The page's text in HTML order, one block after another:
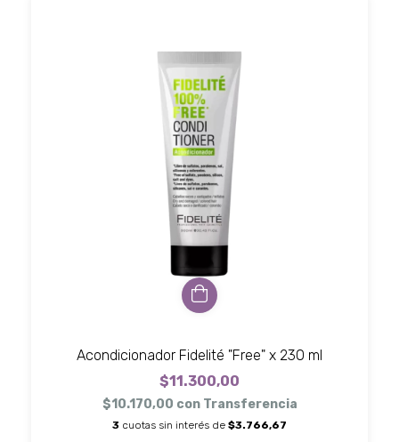
Acondicionador Fidelité "Free" x 230 ml
$11.300,00
$10.170,00 con Transferencia
3 cuotas sin interés de $3.766,67